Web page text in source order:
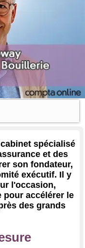
spécialisé
et des
son fondateur,
exécutif. Il y
l'occasion,
pour accélérer le
des grands